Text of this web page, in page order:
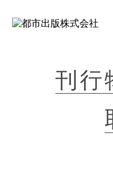
刊行